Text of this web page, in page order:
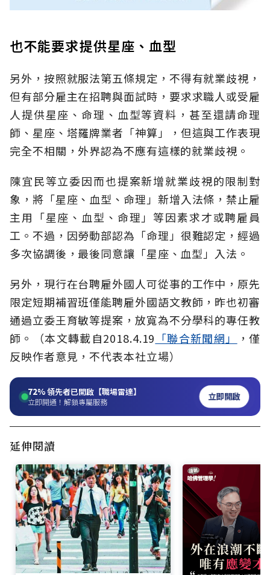
也不能要求提供星座、血型
另外，按照就服法第五條規定，不得有就業歧視，
但有部分雇主在招聘與面試時，要求求職人或受雇
人提供星座、命理、血型等資料，甚至還請命理
師、星座、塔羅牌業者「神算」，但這與工作表現
完全不相關，外界認為不應有這樣的就業歧視。
陳宜民等立委因而也提案新增就業歧視的限制對
象，將「星座、血型、命理」新增入法條，禁止雇
主用「星座、血型、命理」等因素求才或聘雇員
工。不過，因勞動部認為「命理」很難認定，經過
多次協調後，最後同意讓「星座、血型」入法。
另外，現行在台聘雇外國人可從事的工作中，原先
限定短期補習班僅能聘雇外國語文教師，昨也初審
通過立委王育敏等提案，放寬為不分學科的專任教
師。（本文轉載自2018.4.19 「聯合新聞網」
，僅
反映作者意見，不代表本社立場）
72%領先者已開啟【職場雷達】
立即開通！解鎖專屬服務 立即開啟
延伸閱讀